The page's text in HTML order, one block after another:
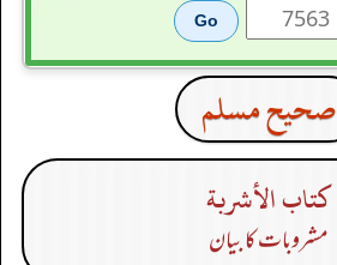
صحيح مسلم
كتاب الأشربة
مشروبات کا بیان